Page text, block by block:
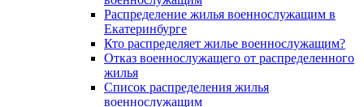
Распределение жилья военнослужащим в
Екатеринбурге
Кто распределяет жилье военнослужащим?
Отказ военнослужащего от распределенного
жилья
Список распределения жилья
военнослужащим